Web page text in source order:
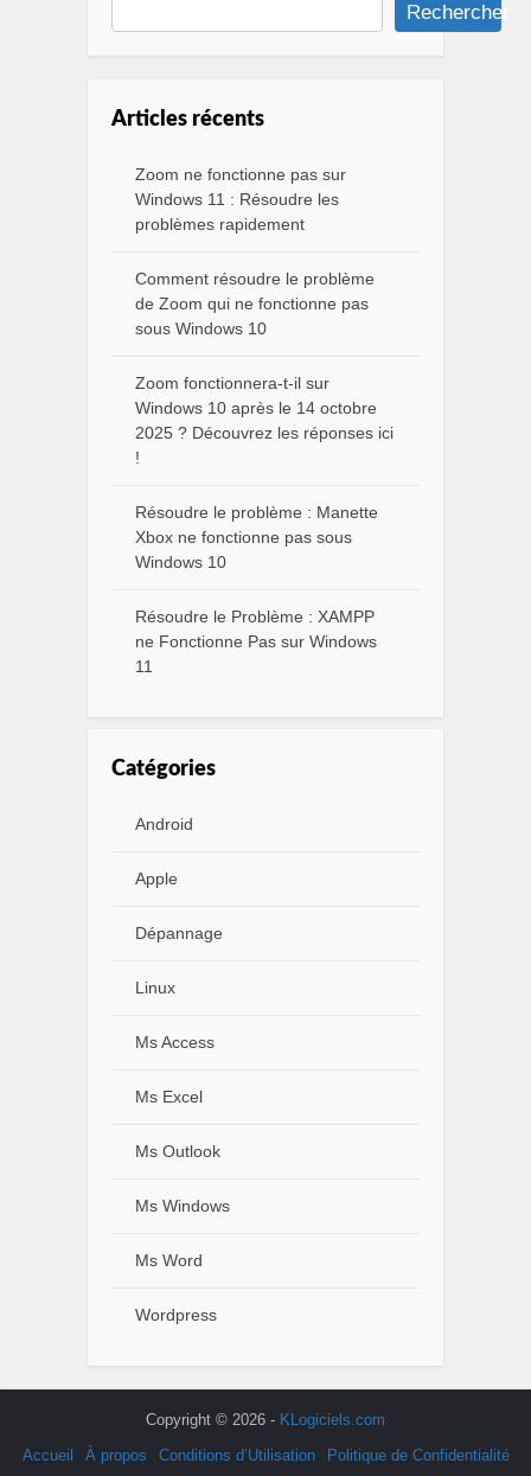
Rechercher
Articles récents
Zoom ne fonctionne pas sur
Windows 11 : Résoudre les
problèmes rapidement
Comment résoudre le problème
de Zoom qui ne fonctionne pas
sous Windows 10
Zoom fonctionnera-t-il sur
Windows 10 après le 14 octobre
2025 ? Découvrez les réponses ici
!
Résoudre le problème : Manette
Xbox ne fonctionne pas sous
Windows 10
Résoudre le Problème : XAMPP
ne Fonctionne Pas sur Windows
11
Catégories
Android
Apple
Dépannage
Linux
Ms Access
Ms Excel
Ms Outlook
Ms Windows
Ms Word
Wordpress
Copyright © 2026 - KLogiciels.com
Accueil
À propos Conditions d’Utilisation Politique de Confidentialité